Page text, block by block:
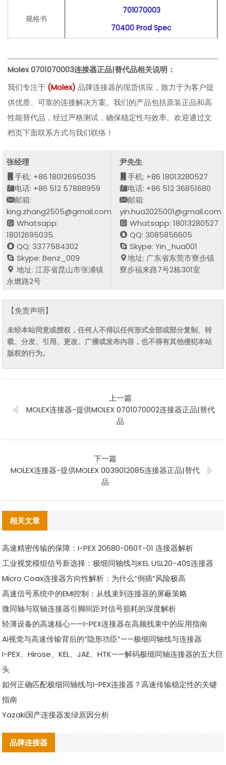
规格书
701070003
70400 Prod Spec
Molex 0701070003连接器正品|替代品相关说明：
我们专注于 (Molex)品牌连接器的现货供应，致力于为客户提
供优质、可靠的连接解决方案。我们的产品包括原装正品和高
性能替代品，经过严格测试，确保稳定性与效率。欢迎通过文
档页下面联系方式与我们联络！
张经理
手机: +86 18012695035
电话: +86 512 57888959
邮箱:
king.zhang2505@gmail.com
Whatsapp:
18012695035
QQ: 3377584302
Skype: Benz_009
地址: 江苏省昆山市张浦镇
永燃路2号
尹先生
手机: +86 18013280527
电话: +86 512 36851680
邮箱:
yin.hua2025001@gmail.com
Whatsapp: 18013280527
QQ: 3085856605
Skype: Yin_hua001
地址: 广东省东莞市寮步镇
寮步福来路7号2栋301室
【免责声明】
未经本站同意或授权，任何人不得以任何形式全部或部分复制、转
载、分发、引用、更改、广播或发布内容，也不得有其他侵犯本站
版权的行为。
上一篇
MOLEX连接器-提供MOLEX 0701070002连接器正品|替代
品
下一篇
MOLEX连接器-提供MOLEX 0039012085连接器正品|替代
品
相关文章
高速精密传输的保障：I-PEX 20680-060T-01 连接器解析
工业视觉模组信号新选择：极细同轴线与KEL USL20-40S连接器
Micro Coax连接器方向性解析：为什么“倒插”风险极高
高速信号系统中的EMI控制：从线束到连接器的屏蔽策略
微同轴与双轴连接器引脚间距对信号损耗的深度解析
轻薄设备的高速核心——I-PEX连接器在高频线束中的应用指南
AI视觉与高速传输背后的“隐形功臣”——极细同轴线与连接器
I-PEX、Hirose、KEL、JAE、HTK——解码极细同轴连接器的五大巨
头
如何正确匹配极细同轴线与I-PEX连接器？高速传输稳定性的关键
指南
Yazaki国产连接器发绿原因分析
品牌连接器